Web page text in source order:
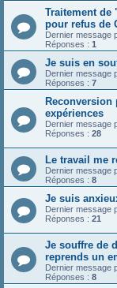
Traitement de
pour refus de
Dernier message
Réponses : 1
Je suis en
Dernier message
Réponses : 7
expériences
Dernier message
Réponses : 28
Le travail me
Dernier message
Réponses : 8
Je suis
Dernier message
Réponses : 21
Je souffre de
reprends un
Dernier message
Réponses : 8